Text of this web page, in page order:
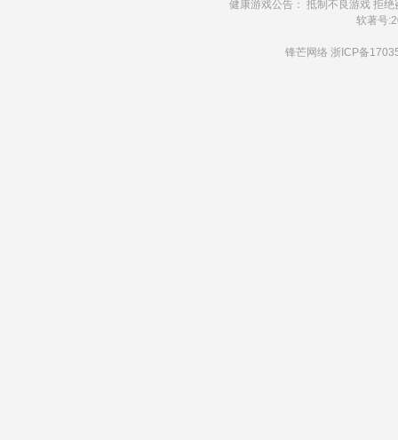
健康游戏公告： 抵制不良游戏 拒
软著号
锋芒网络 浙ICP备